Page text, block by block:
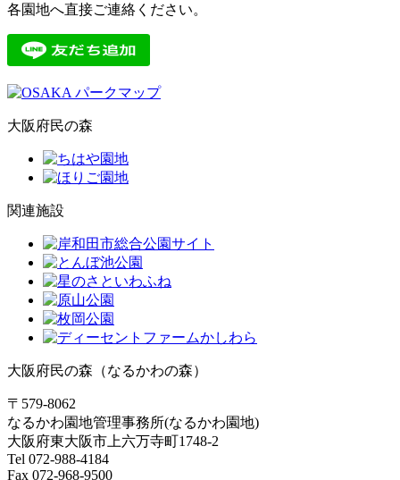
各園地へ直接ご連絡ください。
大阪府民の森
関連施設
大阪府民の森（なるかわの森）
〒579-8062
なるかわ園地管理事務所(なるかわ園地)
大阪府東大阪市上六万寺町1748-2
Tel 072-988-4184
Fax 072-968-9500